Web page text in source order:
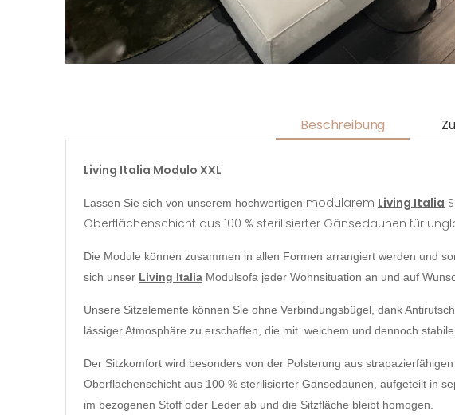
Beschreibung
Living Italia Modulo XXL
Lassen Sie sich von unserem hochwertigen modularem Living Italia
Oberflächenschicht aus 100 % sterilisierter Gänsedaunen für
Die Module können zusammen in allen Formen arrangiert werden und
sich unser Living Italia Modulsofa jeder Wohnsituation an und auf
Unsere Sitzelemente können Sie ohne Verbindungsbügel, dank
lässiger Atmosphäre zu erschaffen, die mit weichem und dennoch
Der Sitzkomfort wird besonders von der Polsterung aus
Oberflächenschicht aus 100 % sterilisierter Gänsedaunen, aufgeteilt in
im bezogenen Stoff oder Leder ab und die Sitzfläche bleibt homogen.